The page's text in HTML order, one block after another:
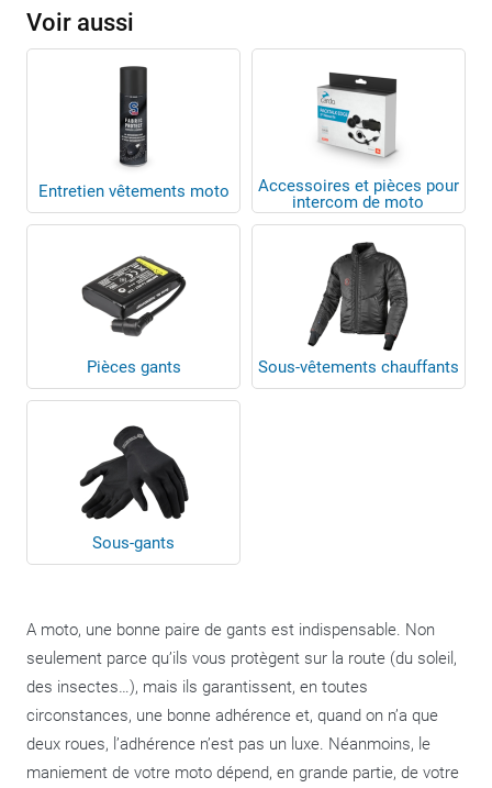
Voir aussi
Entretien vêtements moto
Accessoires et pièces pour
intercom de moto
Pièces gants Sous-vêtements chauffants
Sous-gants
A moto, une bonne paire de gants est indispensable. Non
seulement parce qu’ils vous protègent sur la route (du soleil,
des insectes…), mais ils garantissent, en toutes
circonstances, une bonne adhérence et, quand on n’a que
deux roues, l’adhérence n’est pas un luxe. Néanmoins, le
maniement de votre moto dépend, en grande partie, de votre